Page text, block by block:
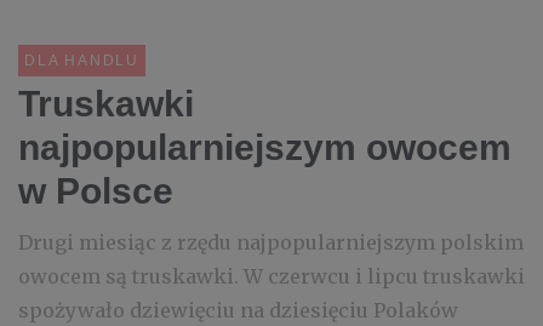
DLA HANDLU
Truskawki
najpopularniejszym owocem
w Polsce
Drugi miesiąc z rzędu najpopularniejszym polskim
owocem są truskawki. W czerwcu i lipcu truskawki
spożywało dziewięciu na dziesięciu Polaków